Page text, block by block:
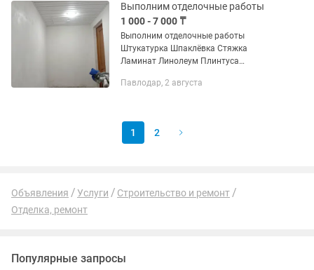
Выполним отделочные работы
1 000 - 7 000 ₸
Выполним отделочные работы
Штукатурка Шпаклёвка Стяжка
Ламинат Линолеум Плинтуса
Павлодар, 2 августа
1 2
Объявления Услуги
Строительство и ремонт
Отделка, ремонт
Популярные запросы